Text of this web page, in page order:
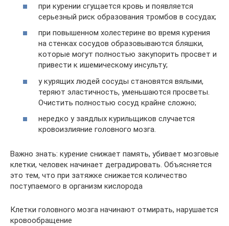
при курении сгущается кровь и появляется
серьезный риск образования тромбов в сосудах;
при повышенном холестерине во время курения
на стенках сосудов образовываются бляшки,
которые могут полностью закупорить просвет и
привести к ишемическому инсульту;
у курящих людей сосуды становятся вялыми,
теряют эластичность, уменьшаются просветы.
Очистить полностью сосуд крайне сложно;
нередко у заядлых курильщиков случается
кровоизлияние головного мозга.
Важно знать: курение снижает память, убивает мозговые
клетки, человек начинает деградировать. Объясняется
это тем, что при затяжке снижается количество
поступаемого в организм кислорода
Клетки головного мозга начинают отмирать, нарушается
кровообращение